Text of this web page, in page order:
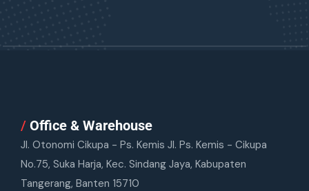
/ Office & Warehouse
Jl. Otonomi Cikupa - Ps. Kemis Jl. Ps. Kemis - Cikupa
No.75, Suka Harja, Kec. Sindang Jaya, Kabupaten
Tangerang, Banten 15710